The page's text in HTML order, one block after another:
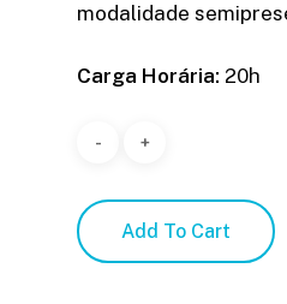
modalidade
Carga Horária: 20h
Add To Cart